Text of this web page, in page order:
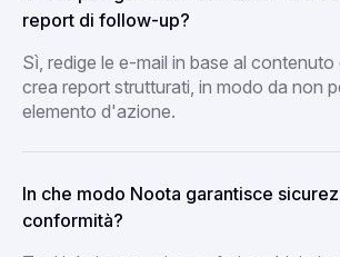
report di follow-up?
Sì, redige le e-mail in base al contenuto
crea report strutturati, in modo da non
elemento d'azione.
In che modo Noota garantisce
conformità?